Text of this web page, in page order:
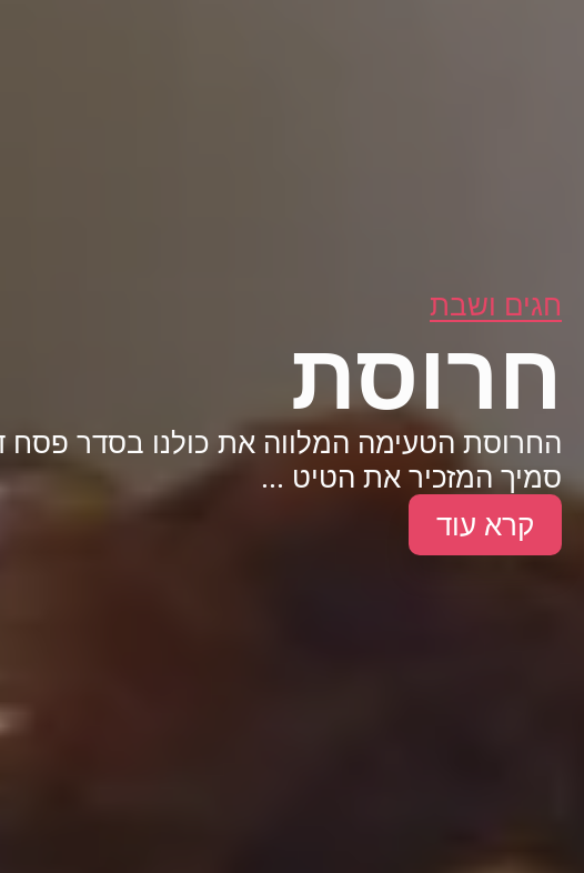
חגים ושבת
חרוסת
החרוסת הטעימה המלווה את כולנו בסדר פסח
סמיך המזכיר את הטיט ...
קרא עוד